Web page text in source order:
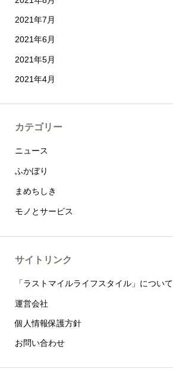
2021年7月
2021年6月
2021年5月
2021年4月
カテゴリー
ニュース
ふかぼり
まめちしき
モノとサービス
サイトリンク
「ラストマイルライフスタイル」について
運営会社
個人情報保護方針
お問い合わせ